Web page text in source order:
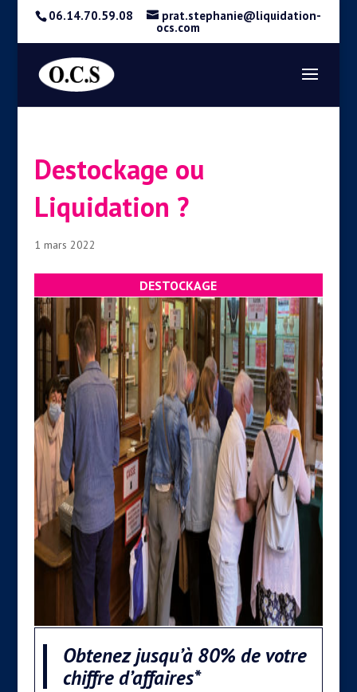
06.14.70.59.08 prat.stephanie@liquidation-
ocs.com
Destockage ou
Liquidation ?
1 mars 2022
DESTOCKAGE
Obtenez jusqu’à 80% de votre
chiffre d’affaires*